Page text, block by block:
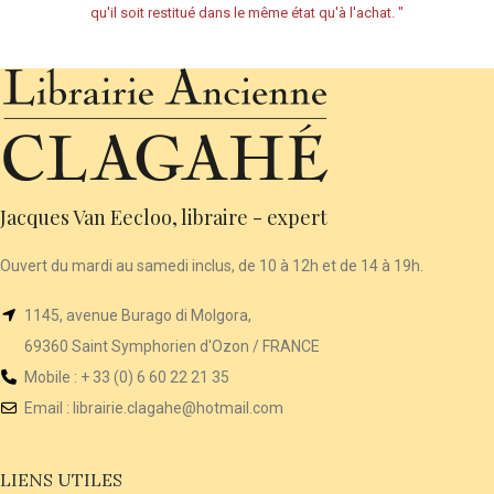
qu'il soit restitué dans le même état qu'à l'achat. "
Jacques Van Eecloo, libraire - expert
Ouvert du mardi au samedi inclus, de 10 à 12h et de 14 à 19h.
1145, avenue Burago di Molgora,
69360 Saint Symphorien d'Ozon / FRANCE
Mobile : + 33 (0) 6 60 22 21 35
Email : librairie .clagahe@hotmail.com
LIENS UTILES